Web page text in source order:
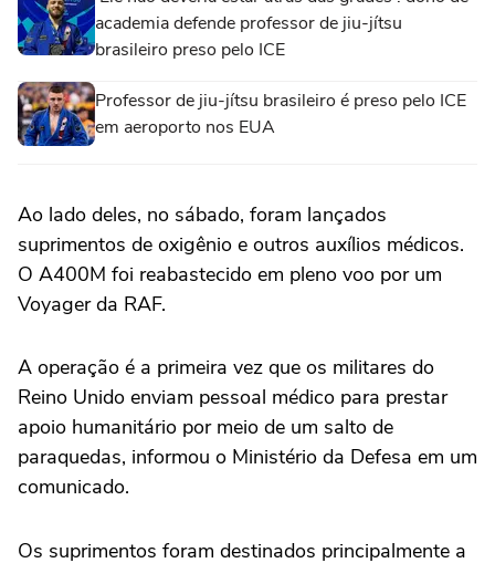
academia defende professor de jiu-jítsu
brasileiro preso pelo ICE
Professor de jiu-jítsu brasileiro é preso pelo ICE
em aeroporto nos EUA
Ao lado deles, no sábado, foram ‌lançados
suprimentos de oxigênio e outros auxílios ‌médicos.
O A400M foi reabastecido em pleno voo por um
⁠Voyager da RAF.
A operação é a primeira vez que os militares do
Reino Unido enviam pessoal médico para prestar
apoio humanitário por meio de um salto de
paraquedas, informou o Ministério da Defesa em um
comunicado.
Os suprimentos foram destinados principalmente a